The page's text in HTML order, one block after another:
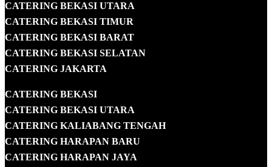
CATERING BEKASI UTARA
CATERING BEKASI TIMUR
CATERING BEKASI BARAT
CATERING BEKASI SELATAN
CATERING JAKARTA
CATERING BEKASI
CATERING BEKASI UTARA
CATERING KALIABANG TENGAH
CATERING HARAPAN BARU
CATERING HARAPAN JAYA